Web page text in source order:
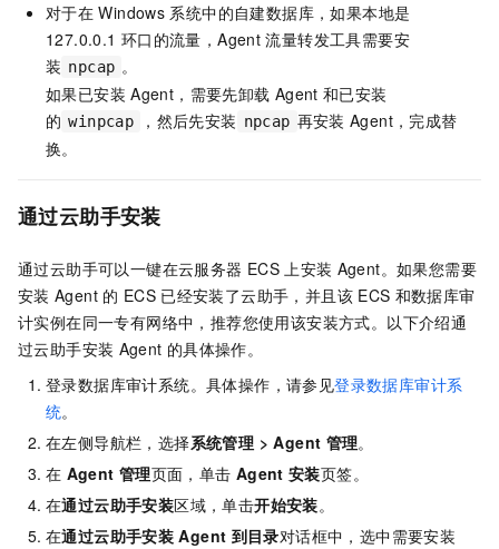
对于在 Windows 系统中的自建数据库，如果本地是
127.0.0.1 环口的流量，Agent 流量转发工具需要安
装 npcap 。
如果已安装 Agent，需要先卸载 Agent 和已安装
的 winpcap ，然后先安装 npcap 再安装 Agent，完成替
换。
通过云助手安装
通过云助手可以一键在云服务器 ECS 上安装 Agent。如果您需要
安装 Agent 的 ECS 已经安装了云助手，并且该 ECS 和数据库审
计实例在同一专有网络中，推荐您使用该安装方式。以下介绍通
过云助手安装 Agent 的具体操作。
登录数据库审计系统。具体操作，请参见登录数据库审计系
统。
在左侧导航栏，选择系统管理 >Agent 管理。
在 Agent 管理页面，单击 Agent 安装页签。
在通过云助手安装区域，单击开始安装。
在通过云助手安装 Agent 到目录对话框中，选中需要安装